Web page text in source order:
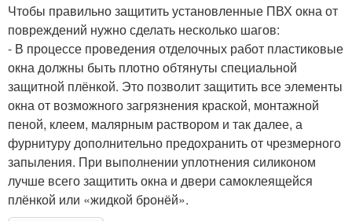
Чтобы правильно защитить установленные ПВХ окна от
повреждений нужно сделать несколько шагов:
- В процессе проведения отделочных работ пластиковые
окна должны быть плотно обтянуты специальной
защитной плёнкой. Это позволит защитить все элементы
окна от возможного загрязнения краской, монтажной
пеной, клеем, малярным раствором и так далее, а
фурнитуру дополнительно предохранить от чрезмерного
запыления. При выполнении уплотнения силиконом
лучше всего защитить окна и двери самоклеящейся
плёнкой или «жидкой бронёй».